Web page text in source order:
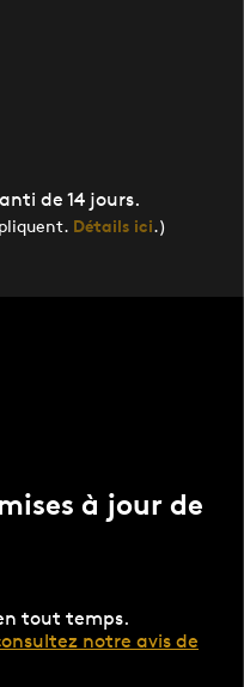
de 14 jours.
Détails ici.)
à jour de
tout temps.
notre avis de